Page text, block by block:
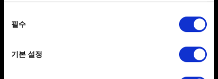
the Privacy trigger icon.
Collect information about your geographical
선택
필수
기본 설정
다시 한번 조건을 충족해보세요. 이때, 조건이 충족되기
전의 저장 파일을 불러와야 할 수도 있습니다.